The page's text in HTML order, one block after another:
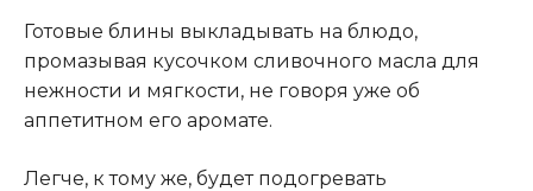
Готовые блины выкладывать на блюдо,
промазывая кусочком сливочного масла для
нежности и мягкости, не говоря уже об
аппетитном его аромате.
Легче, к тому же, будет подогревать